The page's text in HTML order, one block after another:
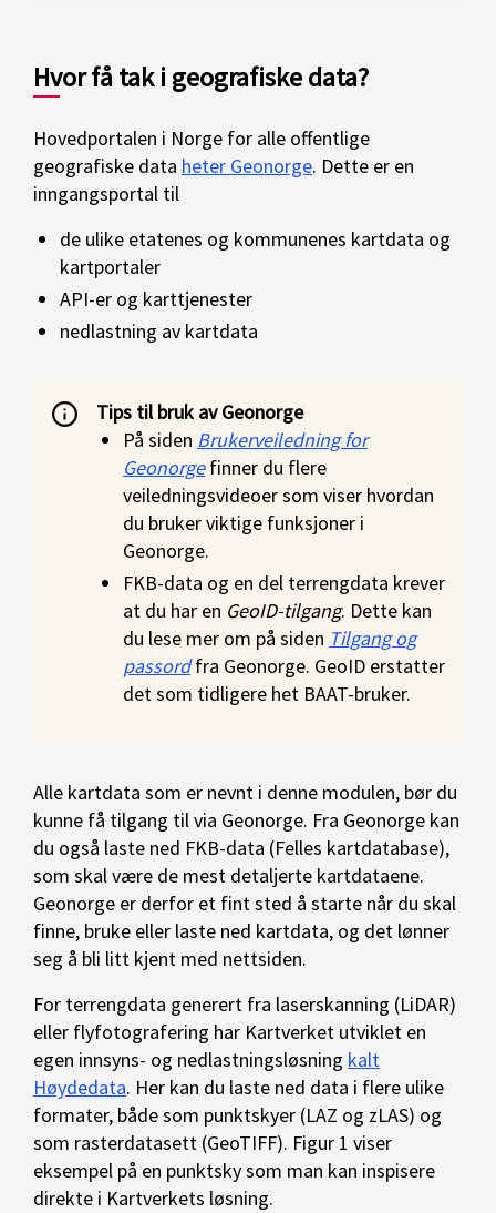
Hvor få tak i geografiske data?
Hovedportalen i Norge for alle offentlige
geografiske data heter Geonorge. Dette er en
inngangsportal til
de ulike etatenes og kommunenes kartdata og
kartportaler
API-er og karttjenester
nedlastning av kartdata
Tips til bruk av Geonorge
På siden Brukerveiledning for
Geonorgefinner du flere
veiledningsvideoer som viser hvordan
du bruker viktige funksjoner i
Geonorge.
FKB-data og en del terrengdata krever
at du har en GeoID-tilgang. Dette kan
du lese mer om på siden Tilgang og
passordfra Geonorge. GeoID erstatter
det som tidligere het BAAT-bruker.
Alle kartdata som er nevnt i denne modulen, bør du
kunne få tilgang til via Geonorge. Fra Geonorge kan
du også laste ned FKB-data (Felles kartdatabase),
som skal være de mest detaljerte kartdataene.
Geonorge er derfor et fint sted å starte når du skal
finne, bruke eller laste ned kartdata, og det lønner
seg å bli litt kjent med nettsiden.
For terrengdata generert fra laserskanning (LiDAR)
eller flyfotografering har Kartverket utviklet en
egen innsyns- og nedlastningsløsning kalt
Høydedata. Her kan du laste ned data i flere ulike
formater, både som punktskyer (LAZ og zLAS) og
som rasterdatasett (GeoTIFF). Figur 1 viser
eksempel på en punktsky som man kan inspisere
direkte i Kartverkets løsning.